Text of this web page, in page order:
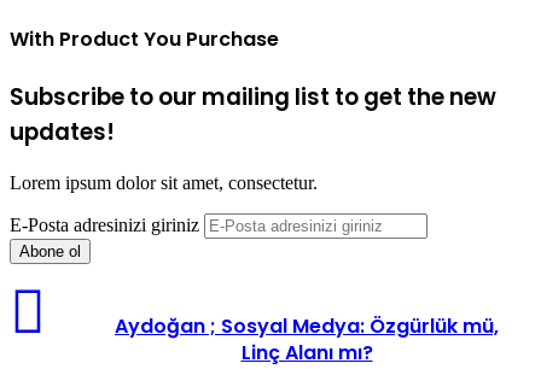
With Product You Purchase
Subscribe to our mailing list to get the new
updates!
Lorem ipsum dolor sit amet, consectetur.
E-Posta adresinizi giriniz
Aydoğan ; Sosyal Medya: Özgürlük mü,
Linç Alanı mı?